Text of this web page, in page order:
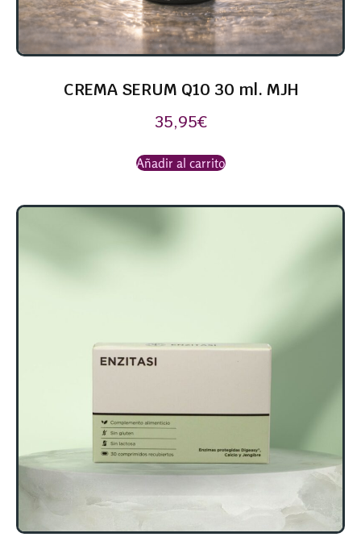
CREMA SERUM Q10 30 ml. MJH
35,95€
Añadir al carrito